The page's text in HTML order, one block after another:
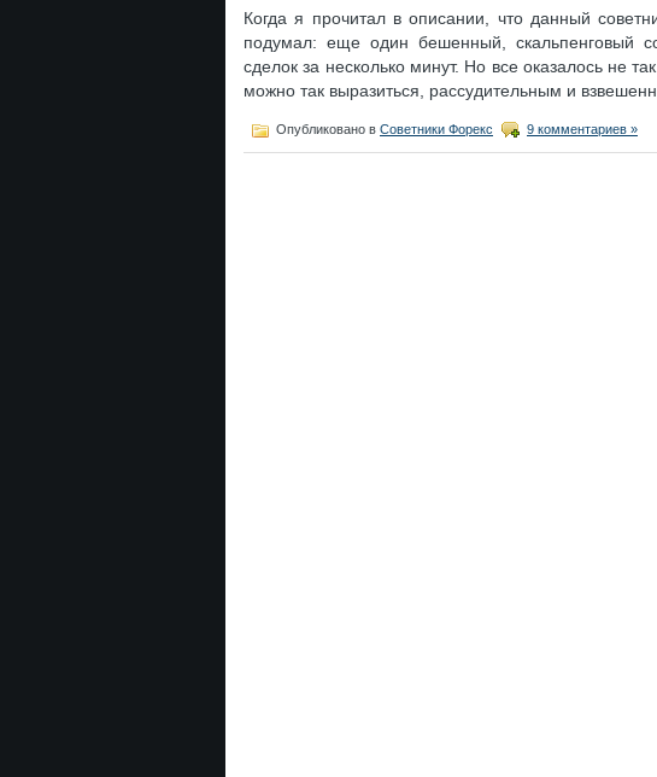
Когда я прочитал в описании, что данный
подумал: еще один бешенный, скальпенговый
сделок за несколько минут. Но все оказалось не
можно так выразиться, рассудительным и
Опубликовано в Советники Форекс 9 комментариев »